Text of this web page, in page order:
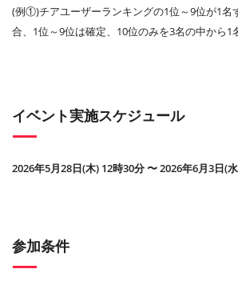
(例①)チアユーザーランキングの1位～9位が1名
合、1位～9位は確定、10位のみを3名の中から1
イベント実施スケジュール
2026年5月28日(木) 12時30分 〜 2026年6月3日(
参加条件